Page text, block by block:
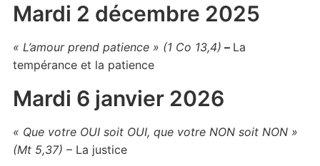
Mardi 2 décembre 2025
« L’amour prend patience » (1 Co 13,4) – La
tempérance et la patience
Mardi 6 janvier 2026
« Que votre OUI soit OUI, que votre NON soit NON »
(Mt 5,37) – La justice